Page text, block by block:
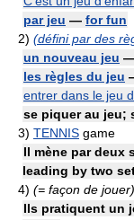
par jeu — for fun
2) (défini par des
un nouveau jeu
les règles du jeu
entrer dans le jeu
se piquer au jeu;
3) TENNIS game
Il mène par deux
leading by two
4) (= façon de
Ils pratiquent un